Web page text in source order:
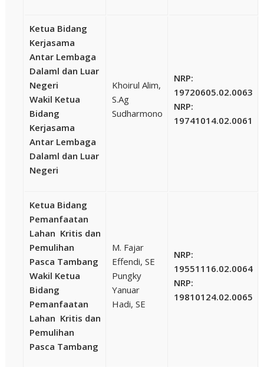
Ketua Bidang
Kerjasama
Antar Lembaga
Dalaml dan Luar
Negeri
Wakil Ketua
Bidang
Kerjasama
Antar Lembaga
Dalaml dan Luar
Negeri
Khoirul Alim,
S.Ag
Sudharmono
NRP:
19720605.02.0063
NRP:
19741014.02.0061
Ketua Bidang
Pemanfaatan
Lahan Kritis dan
Pemulihan
Pasca Tambang
Wakil Ketua
Bidang
Pemanfaatan
Lahan Kritis dan
Pemulihan
Pasca Tambang
M. Fajar
Effendi, SE
Pungky
Yanuar
Hadi, SE
NRP:
19551116.02.0064
NRP:
19810124.02.0065